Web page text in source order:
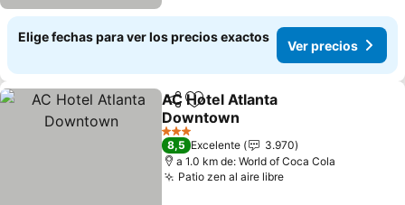
Elige fechas para ver los precios exactos
Ver precios
CompartirAgregar a favoritos
AC Hotel Atlanta
Downtown
3 Estrellas
8,5 Excelente
3.970
a 1.0 km de: World of Coca Cola
Patio zen al aire libre